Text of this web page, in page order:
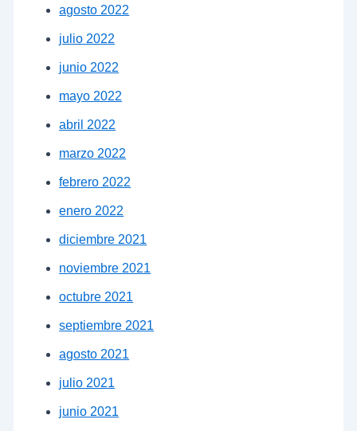
agosto 2022
julio 2022
junio 2022
mayo 2022
abril 2022
marzo 2022
febrero 2022
enero 2022
diciembre 2021
noviembre 2021
octubre 2021
septiembre 2021
agosto 2021
julio 2021
junio 2021